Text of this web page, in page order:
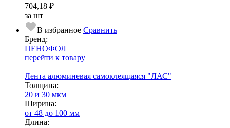
704,18 ₽
за шт
В избранное Сравнить
Бренд:
ПЕНОФОЛ
перейти к товару
Лента алюминевая самоклеящаяся "ЛАС"
Тол­щи­на:
20 и 30 мкм
Ширина:
от 48 до 100 мм
Длина: